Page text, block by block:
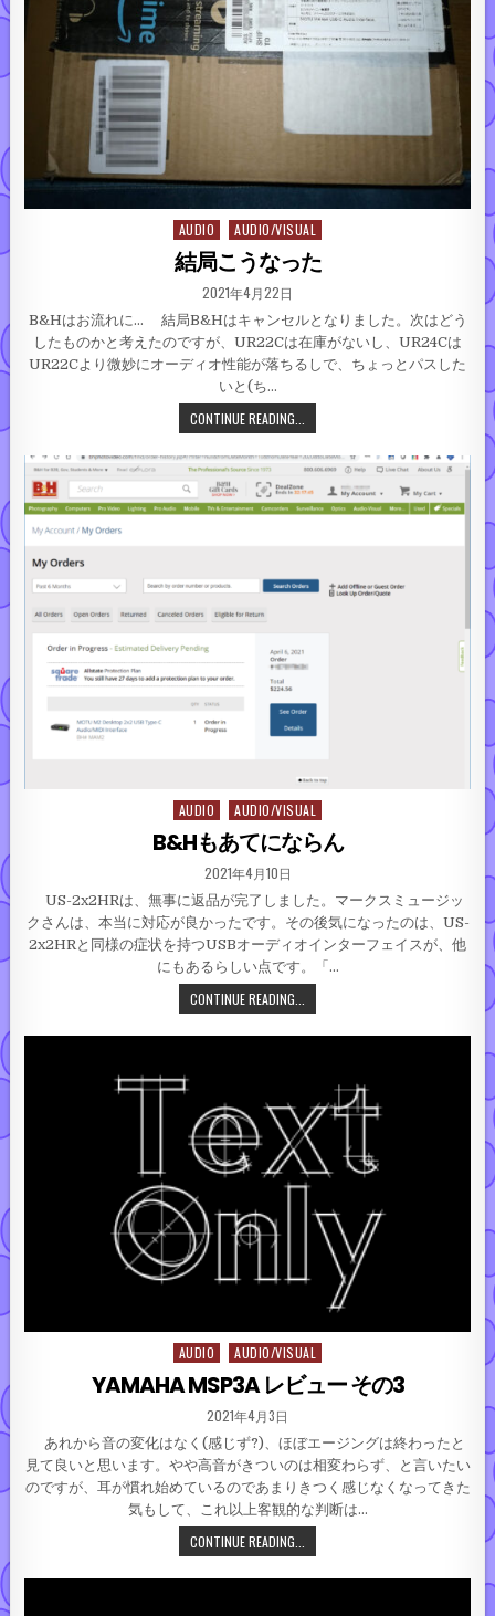
Posted in
AUDIO AUDIO/VISUAL
結局こうなった
PUBLISHED DATE:
2021年4月22日
B&Hはお流れに… 結局B&Hはキャンセルとなりました。次はどう
したものかと考えたのですが、UR22Cは在庫がないし、UR24Cは
UR22Cより微妙にオーディオ性能が落ちるしで、ちょっとパスした
いと(ち…
CONTINUE READING...
Posted in
AUDIO AUDIO/VISUAL
B&Hもあてにならん
PUBLISHED DATE:
2021年4月10日
US-2x2HRは、無事に返品が完了しました。マークスミュージッ
クさんは、本当に対応が良かったです。その後気になったのは、US-
2x2HRと同様の症状を持つUSBオーディオインターフェイスが、他
にもあるらしい点です。「…
CONTINUE READING...
Posted in
AUDIO AUDIO/VISUAL
YAMAHA MSP3A レビュー その3
PUBLISHED DATE:
2021年4月3日
あれから音の変化はなく(感じず?)、ほぼエージングは終わったと
見て良いと思います。やや高音がきついのは相変わらず、と言いたい
のですが、耳が慣れ始めているのであまりきつく感じなくなってきた
気もして、これ以上客観的な判断は…
CONTINUE READING...